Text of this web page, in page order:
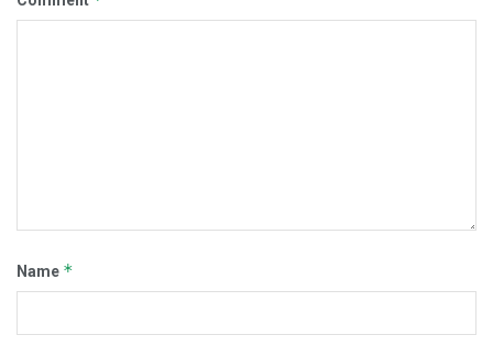
Name *